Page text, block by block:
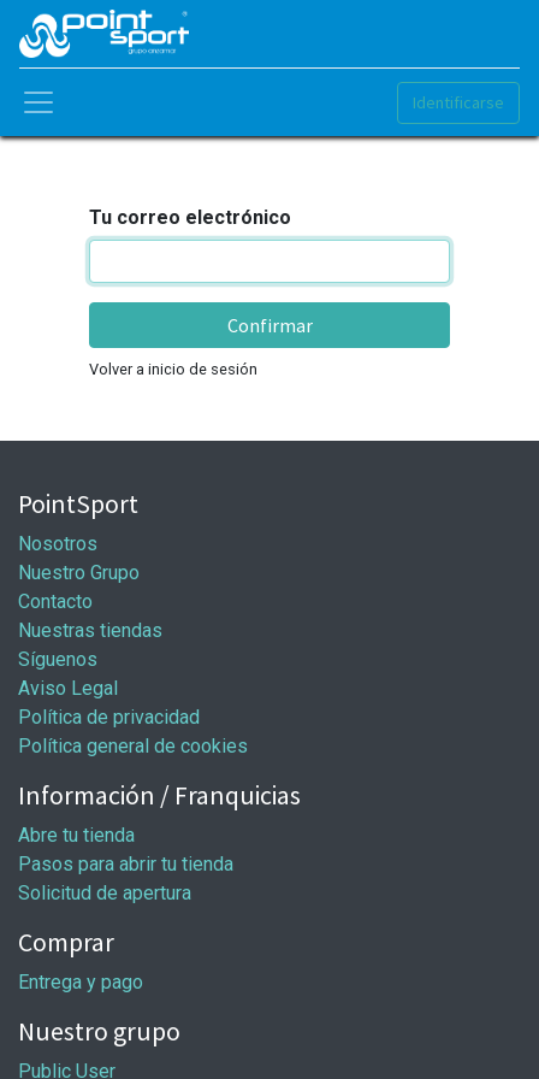
Identificarse
Tu correo electrónico
Confirmar
Volver a inicio de sesión
PointSport
Nosotros
Nuestro Grupo
Contacto
Nuestras tiendas
Síguenos
Aviso Legal
Política de privacidad
Política general de cookies
Información / Franquicias
Abre tu tienda
Pasos para abrir tu tienda
Solicitud de apertura
Comprar
Entrega y pago
Nuestro grupo
Public User